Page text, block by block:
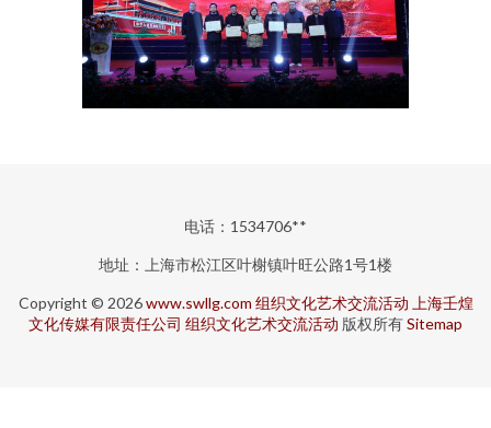
电话：1534706**
地址：上海市松江区叶榭镇叶旺公路1号1楼
Copyright © 2026www.swllg.com 组织文化艺术交流活动 上海壬煌
文化传媒有限责任公司 组织文化艺术交流活动 版权所有Sitemap